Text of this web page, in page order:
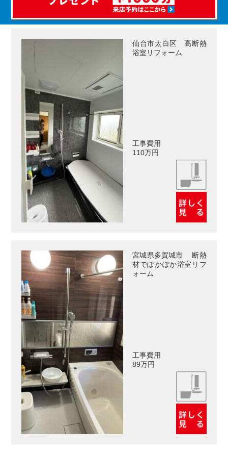
仙台市太白区 高断熱
浴室リフォーム
工事費用
110万円
宮城県多賀城市 断熱
材でぽかぽか浴室リフ
ォーム
工事費用
89万円